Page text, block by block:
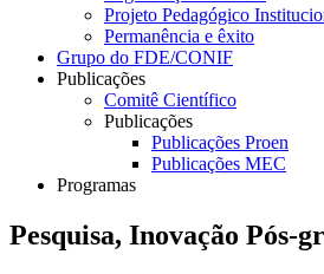
Projeto Pedagógico
Permanência e êxito
Grupo do FDE/CONIF
Publicações
Comitê Científico
Publicações
Publicações Proen
Publicações MEC
Programas
Pesquisa, Inovação Pós-